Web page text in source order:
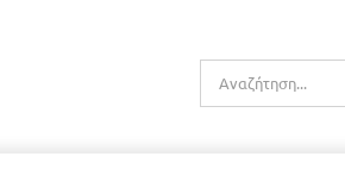
Αναζήτηση
για: